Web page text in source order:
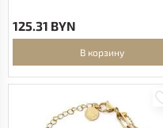
125.31 BYN
В корзину